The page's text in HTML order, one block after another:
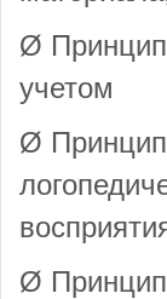
Ø Принцип
учетом
Ø Принцип
Ø Принцип